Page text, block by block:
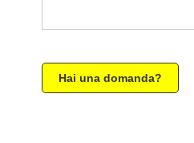
Hai una domanda?